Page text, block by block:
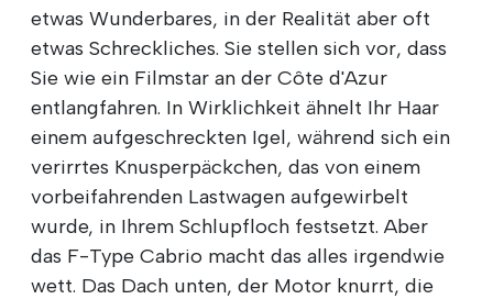
etwas Wunderbares, in der Realität aber oft
etwas Schreckliches. Sie stellen sich vor, dass
Sie wie ein Filmstar an der Côte d'Azur
entlangfahren. In Wirklichkeit ähnelt Ihr Haar
einem aufgeschreckten Igel, während sich ein
verirrtes Knusperpäckchen, das von einem
vorbeifahrenden Lastwagen aufgewirbelt
wurde, in Ihrem Schlupfloch festsetzt. Aber
das F-Type Cabrio macht das alles irgendwie
wett. Das Dach unten, der Motor knurrt, die